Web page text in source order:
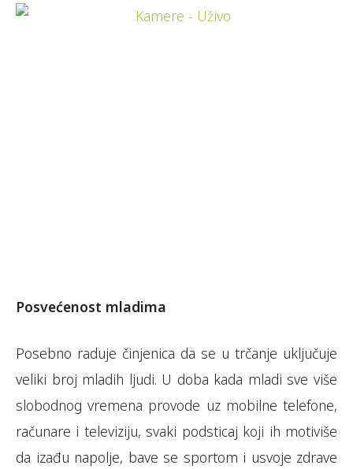
Posvećenost mladima
Posebno raduje činjenica da se u trčanje uključuje
veliki broj mladih ljudi. U doba kada mladi sve više
slobodnog vremena provode uz mobilne telefone,
računare i televiziju, svaki podsticaj koji ih motiviše
da izađu napolje, bave se sportom i usvoje zdrave